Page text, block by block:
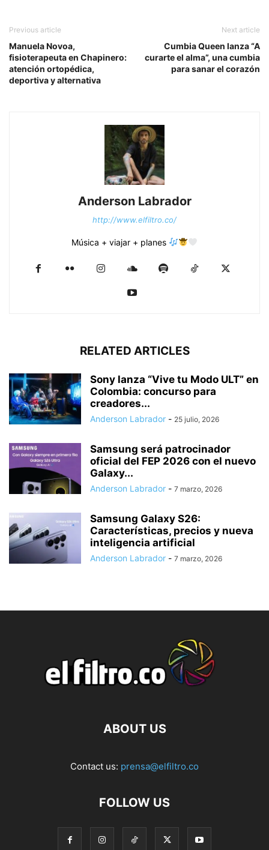
Previous article
Manuela Novoa,
fisioterapeuta en Chapinero:
atención ortopédica,
deportiva y alternativa
Next article
Cumbia Queen lanza “A
curarte el alma”, una cumbia
para sanar el corazón
Anderson Labrador
http://www.elfiltro.co/
Música + viajar + planes
RELATED ARTICLES
Sony lanza “Vive tu Modo ULT” en
Colombia: concurso para
creadores...
Anderson Labrador - 25 julio, 2026
Samsung será patrocinador
oficial del FEP 2026 con el nuevo
Galaxy...
Anderson Labrador - 7 marzo, 2026
Samsung Galaxy S26:
Características, precios y nueva
inteligencia artificial
Anderson Labrador - 7 marzo, 2026
ABOUT US
Contact us: prensa@elfiltro.co
FOLLOW US